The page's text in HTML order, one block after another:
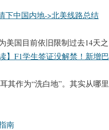
下中国内地->北美线路总结
美国目前依旧限制过去14天之
】F1学生签证没解禁！新增巴
其作为“洗白地”。其实从哪里
南